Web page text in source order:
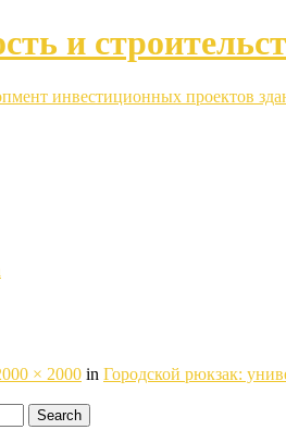
и
инвестиционных проектов
× 2000 in Городской рюкзак: